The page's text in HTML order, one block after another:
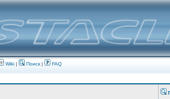
Wiki | Поиск| FAQ